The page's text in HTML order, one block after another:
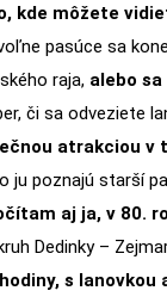
kde môžete
pasúce sa
raja, alebo
či sa odveziete
atrakciou v
ju poznajú starší
aj ja, v 80.
Dedinky –
s lanovkou